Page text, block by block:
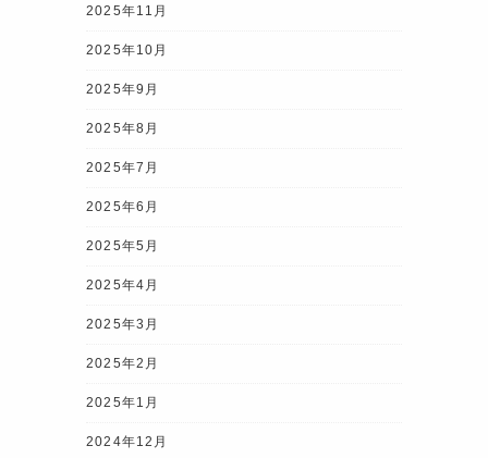
2025年11月
2025年10月
2025年9月
2025年8月
2025年7月
2025年6月
2025年5月
2025年4月
2025年3月
2025年2月
2025年1月
2024年12月